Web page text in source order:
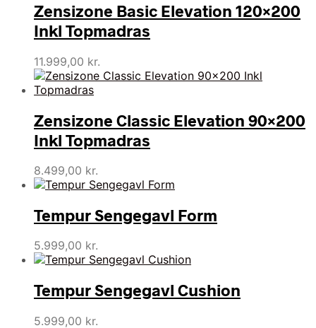
Zensizone Basic Elevation 120×200
Inkl Topmadras
11.999,00 kr.
Zensizone Classic Elevation 90×200
Inkl Topmadras
8.499,00 kr.
Tempur Sengegavl Form
5.999,00 kr.
Tempur Sengegavl Cushion
5.999,00 kr.